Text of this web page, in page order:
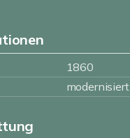
1860
modernisiert